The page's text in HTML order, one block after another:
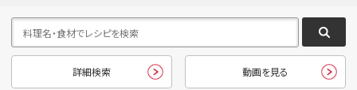
詳細検索 動画を見る